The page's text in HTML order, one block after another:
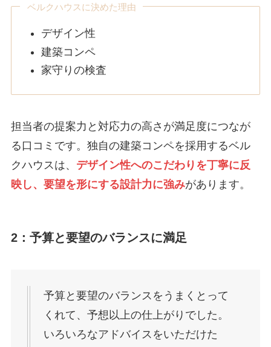
ベルクハウスに決めた理由
デザイン性
建築コンペ
家守りの検査
担当者の提案力と対応力の高さが満足度につなが
る口コミです。独自の建築コンペを採用するベル
クハウスは、 デザイン性へのこだわりを丁寧に反
映し、要望を形にする設計力に強みがあります。
2：予算と要望のバランスに満足
予算と要望のバランスをうまくとって
くれて、予想以上の仕上がりでした。
いろいろなアドバイスをいただけた